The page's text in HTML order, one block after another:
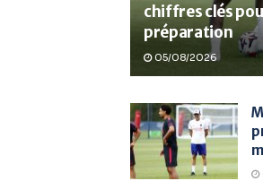
chiffres clés
préparation
05/08/2026